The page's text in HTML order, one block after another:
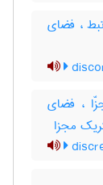
، فضای
، فضای
مجزا